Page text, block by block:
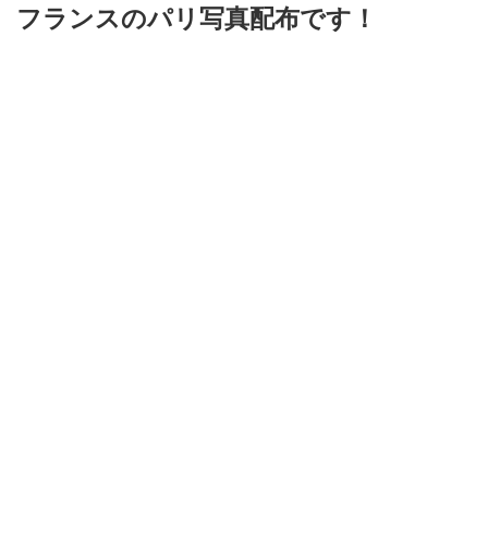
フランスのパリ写真配布です！